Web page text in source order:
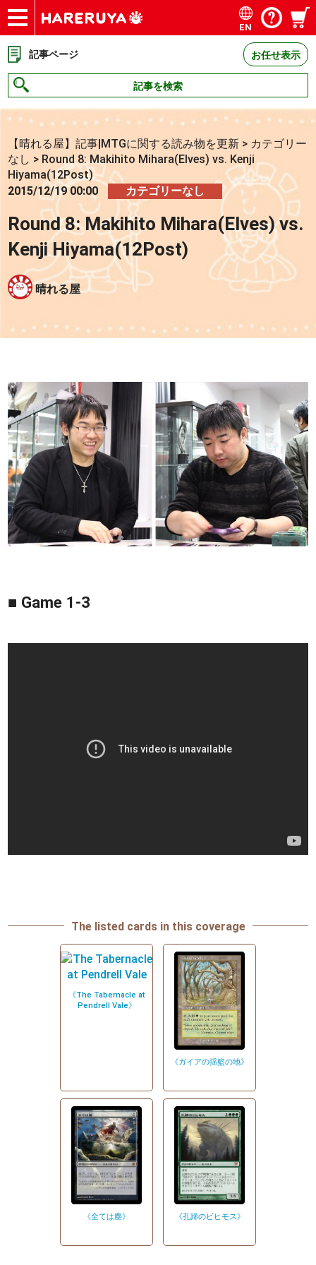
ショップ
買取
記事
デッキ検索
デッキ構築
選手一覧
店舗一覧
イベント
お問い合わせ
EN
記事ページ お任せ表示
記事を検索
【晴れる屋】記事|MTGに関する読み物を更新 > カテゴリー
なし > Round 8: Makihito Mihara(Elves) vs. Kenji
Hiyama(12Post)
2015/12/19 00:00
カテゴリーなし
Round 8: Makihito Mihara(Elves) vs.
Kenji Hiyama(12Post)
晴れる屋
■ Game 1-3
The listed cards in this coverage
《The Tabernacle at
Pendrell Vale》
《ガイアの揺籃の地》
《全ては塵》 《孔蹄のビヒモス》